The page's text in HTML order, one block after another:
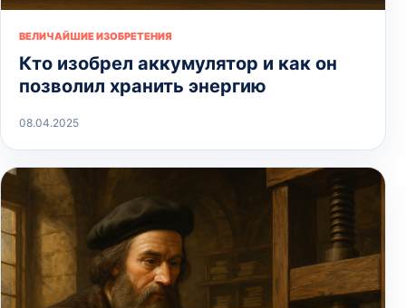
ВЕЛИЧАЙШИЕ ИЗОБРЕТЕНИЯ
Кто изобрел аккумулятор и как он
позволил хранить энергию
08.04.2025